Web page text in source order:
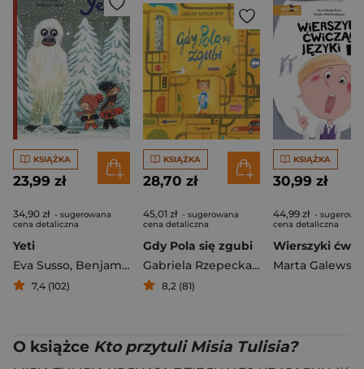
KSIĄŻKA
23,99 zł
34,90 zł - sugerowana
cena detaliczna
Yeti
Eva Susso, Benjamin Chaud
7,4 (102)
KSIĄŻKA
28,70 zł
45,01 zł - sugerowana
cena detaliczna
Gdy Pola się zgubi
Gabriela Rzepecka-Weiss
8,2 (81)
KSIĄŻKA
30,99 zł
44,99 zł -
cena detaliczna
O książce Kto przytuli Misia Tulisia?